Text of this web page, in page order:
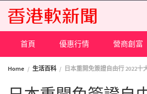
content
首頁 優惠行情 營商創富
Home 生活百科 日本重開免簽證自由行 2022